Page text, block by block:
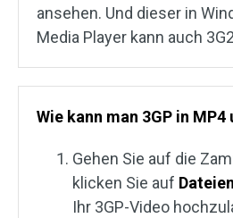
ansehen. Und dieser in
Media Player kann auch
Wie kann man 3GP in
Gehen Sie auf die
klicken Sie auf
Ihr 3GP-Video